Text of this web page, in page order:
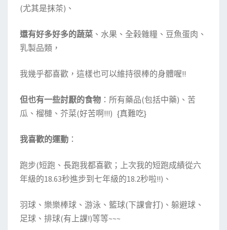
(尤其是抹茶)、
還有好多好多的蔬菜 、水果、全榖雜糧、豆魚蛋肉、
乳製品類，
我幾乎都喜歡，這樣也可以維持很棒的身體喔!!
但也有一些討厭的食物 ：所有藥品(包括中藥)、苦
瓜、榴槤、芥菜(好苦啊!!!) {真難吃}
我喜歡的運動 ：
跑步(短跑、長跑我都喜歡；上次我的短跑成績從六
年級的18.63秒進步到七年級的18.2秒啦!!)、
羽球、樂樂棒球、游泳、籃球(下課會打)、躲避球、
足球、排球(有上課!)等等~~~